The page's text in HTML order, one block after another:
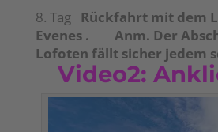
8. Tag
Rückfahrt mit dem
Evenes . Anm. Der
Lofoten fällt sicher jedem
Video2: